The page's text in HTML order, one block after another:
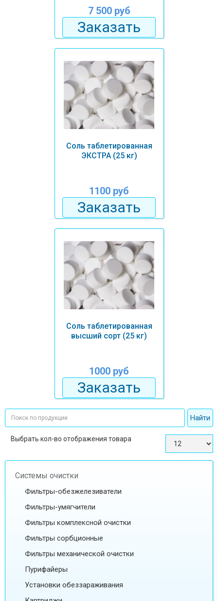
7 500 руб
Заказать
Соль таблетированная
ЭКСТРА (25 кг)
1100 руб
Заказать
Соль таблетированная
высший сорт (25 кг)
1000 руб
Заказать
Выбрать кол-во отображения товара
Системы очистки
Фильтры-обезжелезиватели
Фильтры-умягчители
Фильтры комплексной очистки
Фильтры сорбционные
Фильтры механической очистки
Пурифайеры
Установки обеззараживания